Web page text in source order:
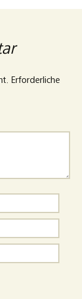
Erforderliche